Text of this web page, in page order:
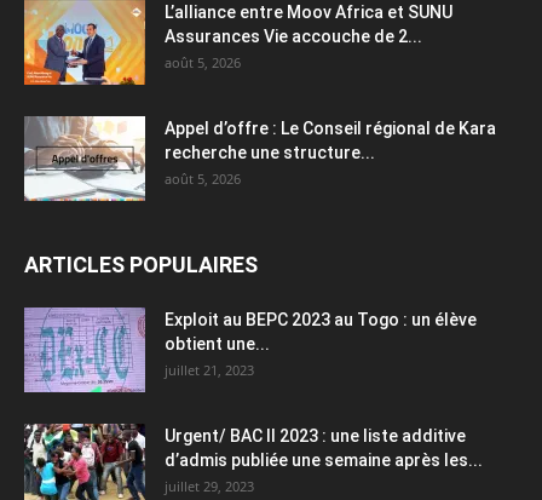
L’alliance entre Moov Africa et SUNU
Assurances Vie accouche de 2...
août 5, 2026
Appel d’offre : Le Conseil régional de Kara
recherche une structure...
août 5, 2026
ARTICLES POPULAIRES
Exploit au BEPC 2023 au Togo : un élève
obtient une...
juillet 21, 2023
Urgent/ BAC II 2023 : une liste additive
d’admis publiée une semaine après les...
juillet 29, 2023